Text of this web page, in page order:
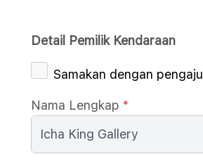
Detail Pemilik Kendaraan
Samakan dengan pengaju
Nama Lengkap *